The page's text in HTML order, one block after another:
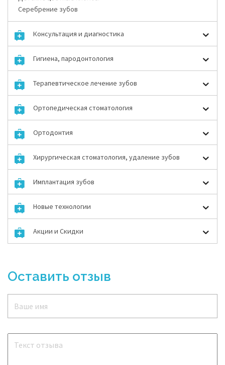
Серебрение зубов
Консультация и диагностика
Гигиена, пародонтология
Терапевтическое лечение зубов
Ортопедическая стоматология
Ортодонтия
Хирургическая стоматология, удаление зубов
Имплантация зубов
Новые технологии
Акции и Скидки
Оставить отзыв